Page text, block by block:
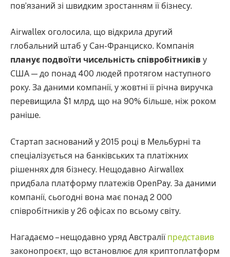
пов’язаний зі швидким зростанням її бізнесу.
Airwallex оголосила, що відкрила другий
глобальний штаб у Сан-Франциско. Компанія
планує подвоїти чисельність співробітників у
США — до понад 400 людей протягом наступного
року. За даними компанії, у жовтні її річна виручка
перевищила $1 млрд, що на 90% більше, ніж роком
раніше.
Стартап заснований у 2015 році в Мельбурні та
спеціалізується на банківських та платіжних
рішеннях для бізнесу. Нещодавно Airwallex
придбала платформу платежів OpenPay. За даними
компанії, сьогодні вона має понад 2 000
співробітників у 26 офісах по всьому світу.
Нагадаємо – нещодавно уряд Австралії представив
законопроєкт, що встановлює для криптоплатформ